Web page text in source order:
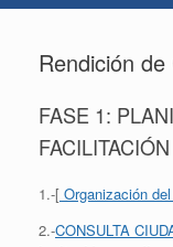
Rendición
FASE 1:
1.-[ Organización
2.-CONSULTA